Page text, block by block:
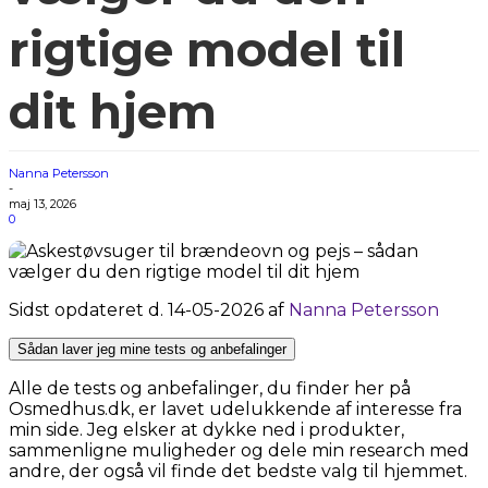
rigtige model til
dit hjem
Nanna Petersson
-
maj 13, 2026
0
Sidst opdateret d. 14-05-2026 af Nanna Petersson
Sådan laver jeg mine tests og anbefalinger
Alle de tests og anbefalinger, du finder her på
Osmedhus.dk, er lavet udelukkende af interesse fra
min side. Jeg elsker at dykke ned i produkter,
sammenligne muligheder og dele min research med
andre, der også vil finde det bedste valg til hjemmet.